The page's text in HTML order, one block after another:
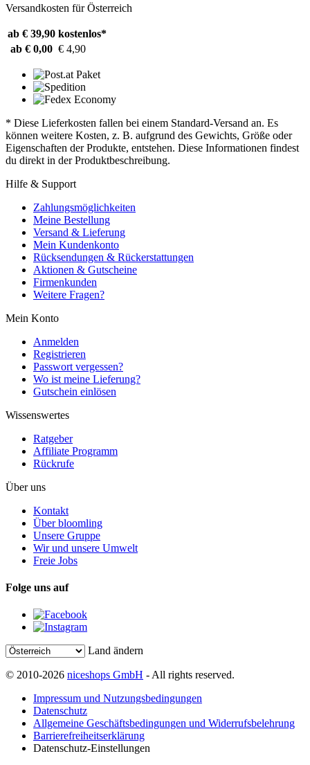
Versandkosten für Österreich
ab € 39,90 kostenlos*
ab € 0,00 € 4,90
* Diese Lieferkosten fallen bei einem Standard-Versand an. Es
können weitere Kosten, z. B. aufgrund des Gewichts, Größe oder
Eigenschaften der Produkte, entstehen. Diese Informationen findest
du direkt in der Produktbeschreibung.
Hilfe & Support
Zahlungsmöglichkeiten
Meine Bestellung
Versand & Lieferung
Mein Kundenkonto
Rücksendungen & Rückerstattungen
Aktionen & Gutscheine
Firmenkunden
Weitere Fragen?
Mein Konto
Anmelden
Registrieren
Passwort vergessen?
Wo ist meine Lieferung?
Gutschein einlösen
Wissenswertes
Ratgeber
Affiliate Programm
Rückrufe
Über uns
Kontakt
Über bloomling
Unsere Gruppe
Wir und unsere Umwelt
Freie Jobs
Folge uns auf
Land ändern
© 2010-2026 niceshops GmbH - All rights reserved.
Impressum und Nutzungsbedingungen
Datenschutz
Allgemeine Geschäftsbedingungen und Widerrufsbelehrung
Barrierefreiheitserklärung
Datenschutz-Einstellungen